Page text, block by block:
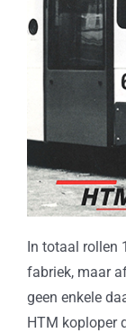
In totaal rollen
fabriek, maar
geen enkele
HTM koploper